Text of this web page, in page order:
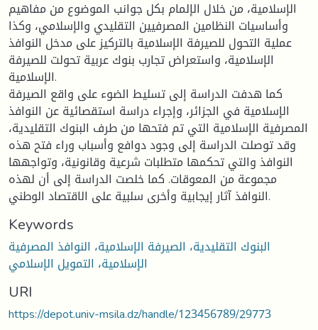
الإسلامية، من خلال الإلمام بكل جوانب الموضوع من مفاهيم
وأساسيات النظامين المصرفيين التقليدي والإسلامي، وكذا
عملية التحول للصيرفة الإسلامية بالتركيز على مدخل النوافذ
الإسلامية، واستعراض تجارب بنوك عربية تحولت للصيرفة
الإسلامية.
كما هدفت الدراسة إلى تسليط الضوء على واقع الصيرفة
الإسلامية في الجزائر، وإجراء دراسة استقصائية عن النوافذ
المصرفية الإسلامية التي تم فتحها من طرف البنوك التقليدية،
وقد توصلت الدراسة إلى وجود دوافع وأسباب وراء فتح هذه
النوافذ والتي تحكمها متطلبات شرعية وقانونية، وتواجهها
مجموعة من المعوقات. كما خلصت الدراسة إلى أن لهذه
النوافذ آثار إيجابية وأخرى سلبية على الاقتصاد الوطني.
Keywords
البنوك التقليدية، الصيرفة الإسلامية، النوافذ المصرفية
الإسلامية، التمويل الإسلامي
URI
https://depot.univ-msila.dz/handle/123456789/29773